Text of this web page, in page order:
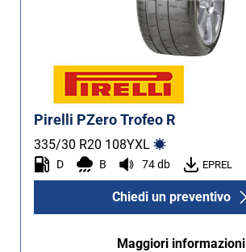
Pirelli PZero Trofeo R
335/30 R20 108YXL
D B 74 db EPREL
Chiedi un preventivo
Maggiori informazioni